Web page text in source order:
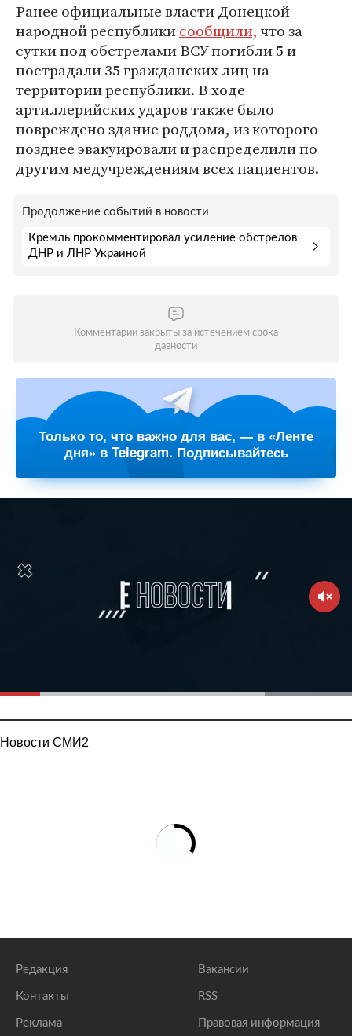
Ранее официальные власти Донецкой
народной республикисообщили,что за
сутки под обстрелами ВСУ погибли 5 и
пострадали 35 гражданских лиц на
территории республики. В ходе
артиллерийских ударов также было
повреждено здание роддома, из которого
позднее эвакуировали и распределили по
другим медучреждениям всех пациентов.
Продолжение событий в новости
Кремль прокомментировал усиление обстрелов
ДНР и ЛНР Украиной
Комментарии закрыты за истечением срока
давности
Только то, что важно для вас, — в «Ленте
дня» в Telegram. Подписывайтесь
Новости СМИ2
Редакция
Контакты
Реклама
Вакансии
RSS
Правовая информация